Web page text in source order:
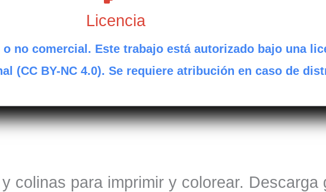
Licencia
no comercial. Este trabajo está autorizado bajo una
(CC BY-NC 4.0). Se requiere atribución en caso de
colinas para imprimir y colorear. Descarga